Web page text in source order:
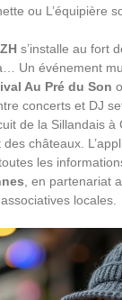
ou L’équipière
s’installe au fort
Un événement
Au Pré du Son
concerts et DJ
de la Sillandais
châteaux.
les
, en partenariat
locales.